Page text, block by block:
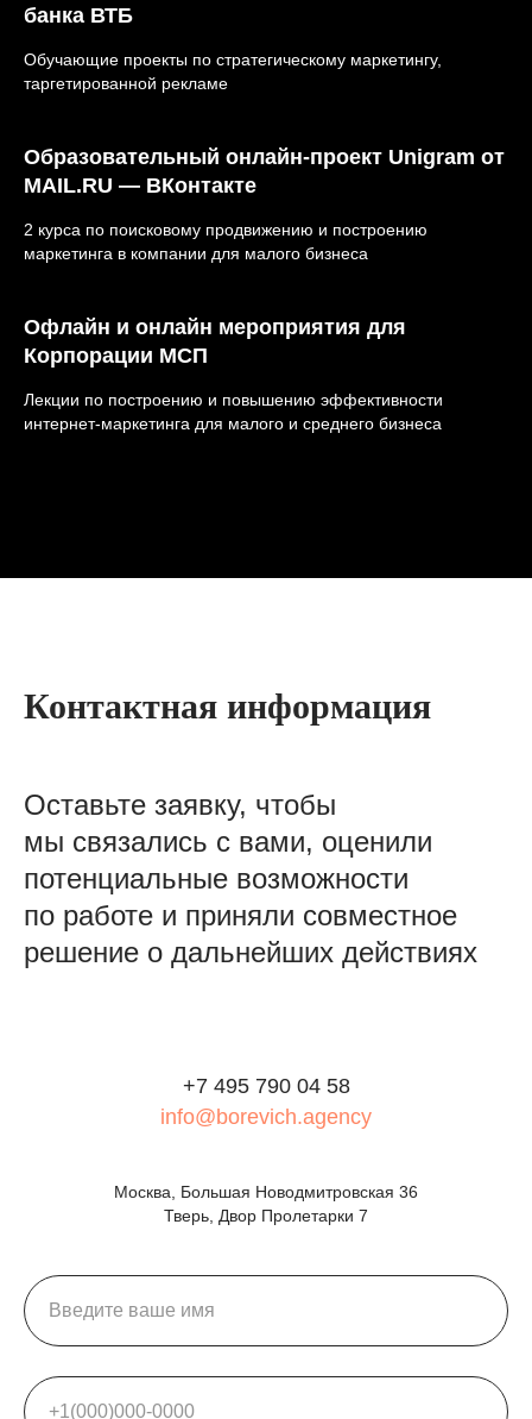
банка ВТБ
Обучающие проекты по стратегическому маркетингу,
таргетированной рекламе
Образовательный онлайн-проект Unigram от
MAIL.RU — ВКонтакте
2 курса по поисковому продвижению и построению
маркетинга в компании для малого бизнеса
Офлайн и онлайн мероприятия для
Корпорации МСП
Лекции по построению и повышению эффективности
интернет-маркетинга для малого и среднего бизнеса
Контактная информация
Оставьте заявку, чтобы
мы связались с вами, оценили
потенциальные возможности
по работе и приняли совместное
решение о дальнейших действиях
+7 495 790 04 58
info@borevich.agency
Москва, Большая Новодмитровская 36
Тверь, Двор Пролетарки 7